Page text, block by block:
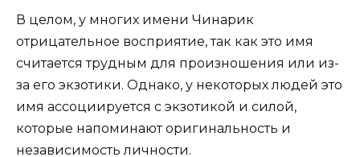
В целом, у многих имени Чинарик
отрицательное восприятие, так как это имя
считается трудным для произношения или из-
за его экзотики. Однако, у некоторых людей это
имя ассоциируется с экзотикой и силой,
которые напоминают оригинальность и
независимость личности.